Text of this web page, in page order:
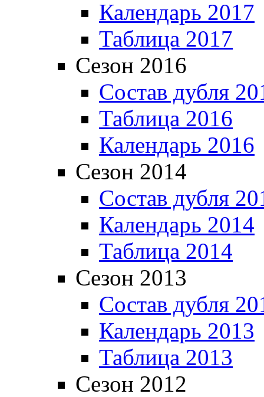
Календарь 2017
Таблица 2017
Сезон 2016
Состав дубля
Таблица 2016
Календарь 2016
Сезон 2014
Состав дубля
Календарь 2014
Таблица 2014
Сезон 2013
Состав дубля
Календарь 2013
Таблица 2013
Сезон 2012